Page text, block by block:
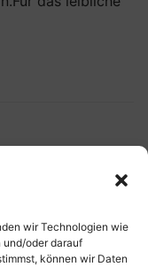
wir Technologien wie
und/oder darauf
können wir Daten